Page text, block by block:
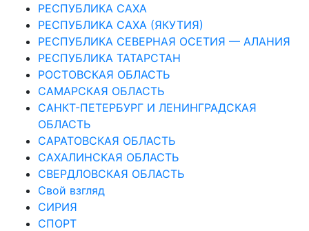
РЕСПУБЛИКА САХА
РЕСПУБЛИКА САХА (ЯКУТИЯ)
РЕСПУБЛИКА СЕВЕРНАЯ ОСЕТИЯ — АЛАНИЯ
РЕСПУБЛИКА ТАТАРСТАН
РОСТОВСКАЯ ОБЛАСТЬ
САМАРСКАЯ ОБЛАСТЬ
САНКТ-ПЕТЕРБУРГ И ЛЕНИНГРАДСКАЯ
ОБЛАСТЬ
САРАТОВСКАЯ ОБЛАСТЬ
САХАЛИНСКАЯ ОБЛАСТЬ
СВЕРДЛОВСКАЯ ОБЛАСТЬ
Свой взгляд
СИРИЯ
СПОРТ